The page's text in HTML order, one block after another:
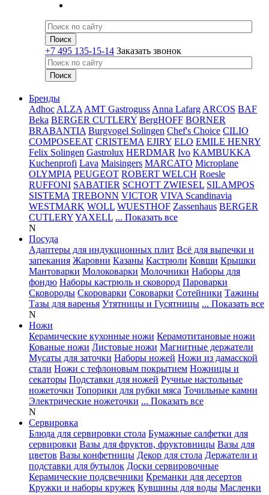
+7 495 135-15-14 Заказать звонок
Бренды
Adhoc ALZA AMT Gastroguss Anna Lafarg ARCOS BAF
Beka BERGER CUTLERY BergHOFF BORNER
BRABANTIA Burgvogel Solingen Chef's Choice CILIO
COMPOSEEAT CRISTEMA EJIRY ELO EMILE HENRY
Felix Solingen Gastrolux HERDMAR Ivo KAMBUKKA
Kuchenprofi Lava Maisingers MARCATO Microplane
OLYMPIA PEUGEOT ROBERT WELCH Roesle
RUFFONI SABATIER SCHOTT ZWIESEL SILAMPOS
SISTEMA TREBONN VICTOR VIVA Scandinavia
WESTMARK WOLL WUESTHOF Zassenhaus BERGER
CUTLERYYAXELL ... Показать все
N
Посуда
Адаптеры для индукционных плит Всё для выпечки и
запекания Жаровни Казаны Кастрюли Ковши Крышки
Мантоварки Молоковарки Молочники Наборы для
фондю Наборы кастрюль и сковород Пароварки
Сковороды Скороварки Соковарки Сотейники Тажины
Тазы для варенья Утятницы и Гусятницы ... Показать все
N
Ножи
Керамические кухонные ножи Керамотитановые ножи
Кованые ножи Листовые ножи Магнитные держатели
Мусаты для заточки Наборы ножей Ножи из дамасской
стали Ножи с тефлоновым покрытием Ножницы и
секаторы Подставки для ножей Ручные настольные
ножеточки Топорики для рубки мяса Точильные камни
Электрические ножеточки ... Показать все
N
Сервировка
Блюда для сервировки стола Бумажные салфетки для
сервировки Вазы для фруктов, фруктовницы Вазы для
цветов Вазы конфетницы Декор для стола Держатели и
подставки для бутылок Доски сервировочные
Керамические подсвечники Креманки для десертов
Кружки и наборы кружек Кувшины для воды Масленки